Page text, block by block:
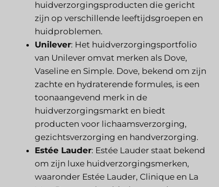
huidverzorgingsproducten die gericht
zijn op verschillende leeftijdsgroepen en
huidproblemen.
Unilever: Het huidverzorgingsportfolio
van Unilever omvat merken als Dove,
Vaseline en Simple. Dove, bekend om zijn
zachte en hydraterende formules, is een
toonaangevend merk in de
huidverzorgingsmarkt en biedt
producten voor lichaamsverzorging,
gezichtsverzorging en handverzorging.
Estée Lauder: Estée Lauder staat bekend
om zijn luxe huidverzorgingsmerken,
waaronder Estée Lauder, Clinique en La